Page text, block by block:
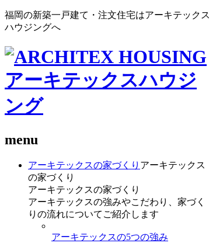
福岡の新築一戸建て・注文住宅はアーキテックス
ハウジングへ
menu
アーキテックスの家づくり アーキテックス
の家づくり
アーキテックスの家づくり
アーキテックスの強みやこだわり、家づく
りの流れについてご紹介します
アーキテックスの5つの強み